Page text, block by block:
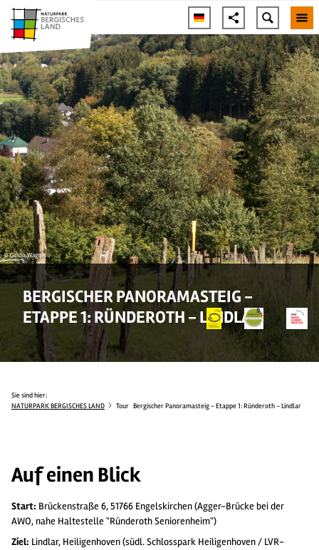
© Guido Wagner
BERGISCHER PANORAMASTEIG -
ETAPPE 1: RÜNDEROTH - LINDLAR
Sie sind hier:
NATURPARK BERGISCHES LAND
Tour Bergischer Panoramasteig - Etappe 1: Ründeroth - Lindlar
Auf einen Blick
Start: Brückenstraße 6, 51766 Engelskirchen (Agger-Brücke bei der
AWO, nahe Haltestelle "Ründeroth Seniorenheim")
Ziel: Lindlar, Heiligenhoven (südl. Schlosspark Heiligenhoven / LVR-